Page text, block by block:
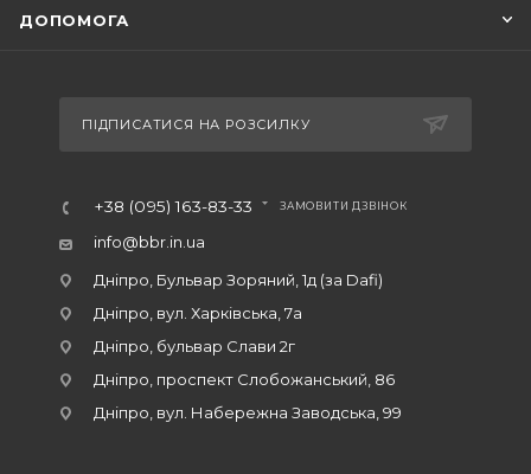
ДОПОМОГА
ПІДПИСАТИСЯ НА РОЗСИЛКУ
+38 (095) 163-83-33 ЗАМОВИТИ ДЗВІНОК
info@bbr.in.ua
Дніпро, Бульвар Зоряний, 1д (за Dafi)
Дніпро, вул. Харківська, 7а
Дніпро, бульвар Слави 2г
Дніпро, проспект Слобожанський, 86
Дніпро, вул. Набережна Заводська, 99